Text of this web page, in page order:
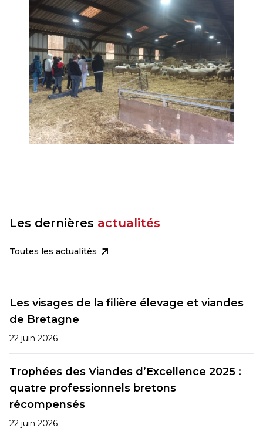
Les dernières actualités
Toutes les actualités
Les visages de la filière élevage et viandes
de Bretagne
22 juin 2026
Trophées des Viandes d’Excellence 2025 :
quatre professionnels bretons
récompensés
22 juin 2026